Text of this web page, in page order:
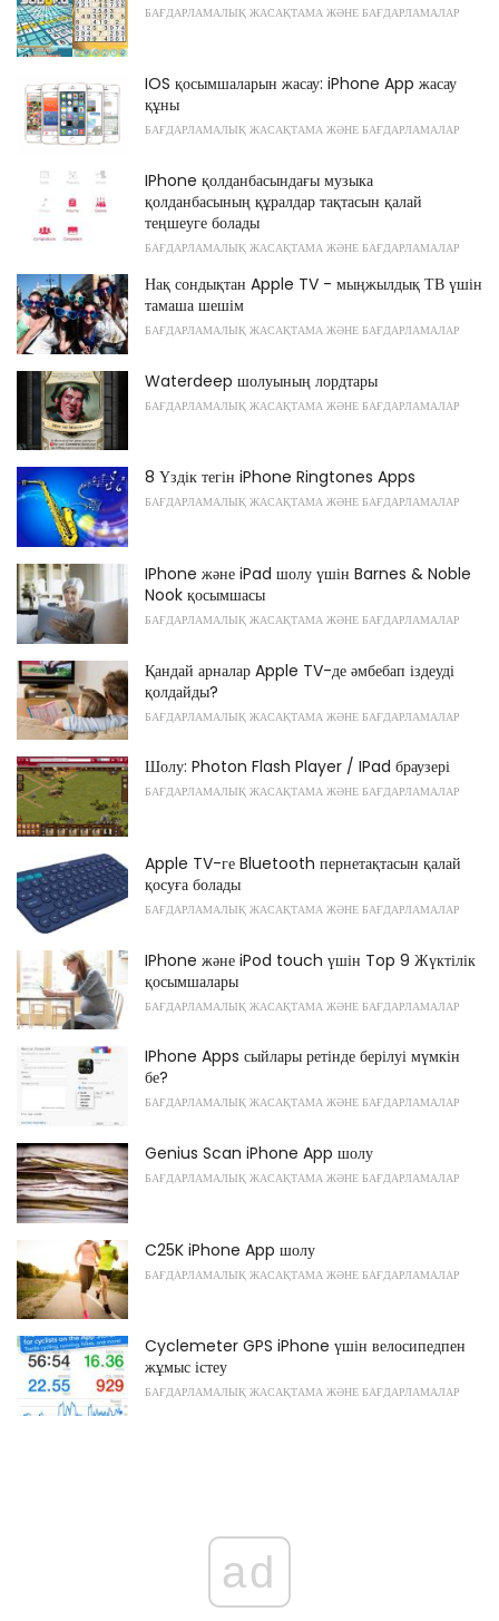
БАҒДАРЛАМАЛЫҚ ЖАСАҚТАМА ЖӘНЕ БАҒДАРЛАМАЛАР
IOS қосымшаларын жасау: iPhone App жасау
құны
БАҒДАРЛАМАЛЫҚ ЖАСАҚТАМА ЖӘНЕ БАҒДАРЛАМАЛАР
IPhone қолданбасындағы музыка
қолданбасының құралдар тақтасын қалай
теңшеуге болады
БАҒДАРЛАМАЛЫҚ ЖАСАҚТАМА ЖӘНЕ БАҒДАРЛАМАЛАР
Нақ сондықтан Apple TV - мыңжылдық ТВ үшін
тамаша шешім
БАҒДАРЛАМАЛЫҚ ЖАСАҚТАМА ЖӘНЕ БАҒДАРЛАМАЛАР
Waterdeep шолуының лордтары
БАҒДАРЛАМАЛЫҚ ЖАСАҚТАМА ЖӘНЕ БАҒДАРЛАМАЛАР
8 Үздік тегін iPhone Ringtones Apps
БАҒДАРЛАМАЛЫҚ ЖАСАҚТАМА ЖӘНЕ БАҒДАРЛАМАЛАР
IPhone және iPad шолу үшін Barnes & Noble
Nook қосымшасы
БАҒДАРЛАМАЛЫҚ ЖАСАҚТАМА ЖӘНЕ БАҒДАРЛАМАЛАР
Қандай арналар Apple TV-де әмбебап іздеуді
қолдайды?
БАҒДАРЛАМАЛЫҚ ЖАСАҚТАМА ЖӘНЕ БАҒДАРЛАМАЛАР
Шолу: Photon Flash Player / IPad браузері
БАҒДАРЛАМАЛЫҚ ЖАСАҚТАМА ЖӘНЕ БАҒДАРЛАМАЛАР
Apple TV-ге Bluetooth пернетақтасын қалай
қосуға болады
БАҒДАРЛАМАЛЫҚ ЖАСАҚТАМА ЖӘНЕ БАҒДАРЛАМАЛАР
IPhone және iPod touch үшін Top 9 Жүктілік
қосымшалары
БАҒДАРЛАМАЛЫҚ ЖАСАҚТАМА ЖӘНЕ БАҒДАРЛАМАЛАР
IPhone Apps сыйлары ретінде берілуі мүмкін
бе?
БАҒДАРЛАМАЛЫҚ ЖАСАҚТАМА ЖӘНЕ БАҒДАРЛАМАЛАР
Genius Scan iPhone App шолу
БАҒДАРЛАМАЛЫҚ ЖАСАҚТАМА ЖӘНЕ БАҒДАРЛАМАЛАР
C25K iPhone App шолу
БАҒДАРЛАМАЛЫҚ ЖАСАҚТАМА ЖӘНЕ БАҒДАРЛАМАЛАР
Cyclemeter GPS iPhone үшін велосипедпен
жұмыс істеу
БАҒДАРЛАМАЛЫҚ ЖАСАҚТАМА ЖӘНЕ БАҒДАРЛАМАЛАР
ad